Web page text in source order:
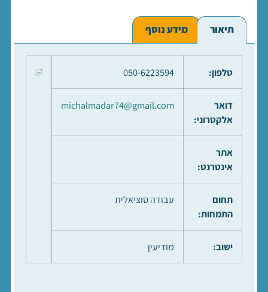
תיאור מידע נוסף
טלפון: 050-6223594
דואר
אלקטרוני:
michalmadar74@gmail.com
אתר
אינטרנט:
תחום
התמחות:
עבודה סוציאלית
ישוב: מודיעין